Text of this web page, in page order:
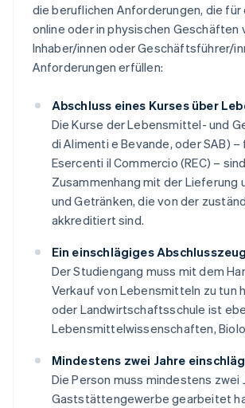
die beruflichen Anforderungen, die
online oder in physischen
Inhaber/innen oder Geschäftsführer/
Anforderungen erfüllen:
Abschluss eines Kurses über
Die Kurse der Lebensmittel- und
di Alimenti e Bevande, oder SAB)
Esercenti il Commercio (REC) –
Zusammenhang mit der
und Getränken, die von der
akkreditiert sind.
Ein einschlägiges
Der Studiengang muss mit dem
Verkauf von Lebensmitteln zu tun
oder Landwirtschaftsschule ist
Lebensmittelwissenschaften,
Mindestens zwei Jahre
Die Person muss mindestens
Gaststättengewerbe gearbeitet